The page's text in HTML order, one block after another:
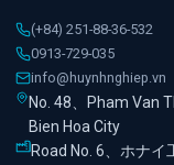
(+84) 251-88-36-532
0913-729-035
info@huynhnghiep.vn
No. 48、Pham Van
Bien Hoa City
Road No. 6、ホナ